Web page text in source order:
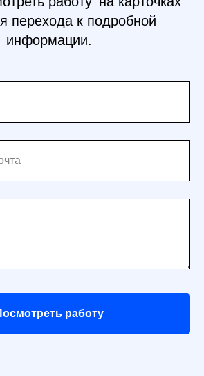
перехода к подробной
информации.
работу